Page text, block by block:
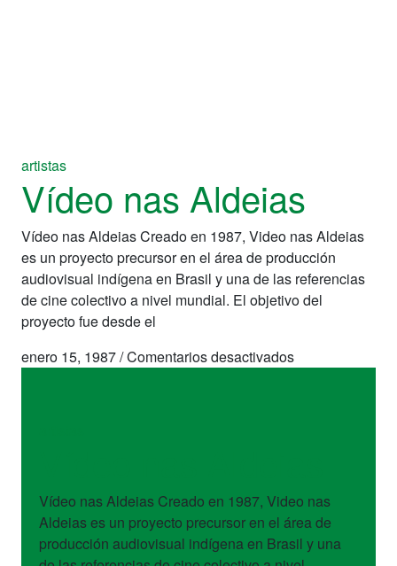
artistas
Vídeo nas Aldeias
Vídeo nas Aldeias Creado en 1987, Video nas Aldeias
es un proyecto precursor en el área de producción
audiovisual indígena en Brasil y una de las referencias
de cine colectivo a nivel mundial. El objetivo del
proyecto fue desde el
enero 15, 1987/Comentarios desactivadosen
Vídeo nas Aldeias Creado en 1987, Video nas
Aldeias es un proyecto precursor en el área de
producción audiovisual indígena en Brasil y una